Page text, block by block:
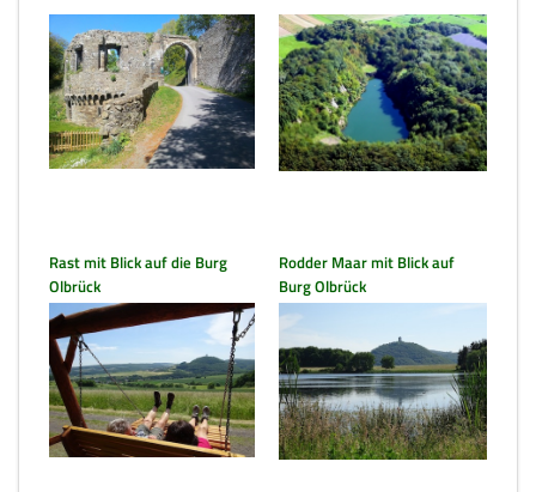
Rast mit Blick auf die Burg
Olbrück
Rodder Maar mit Blick auf
Burg Olbrück